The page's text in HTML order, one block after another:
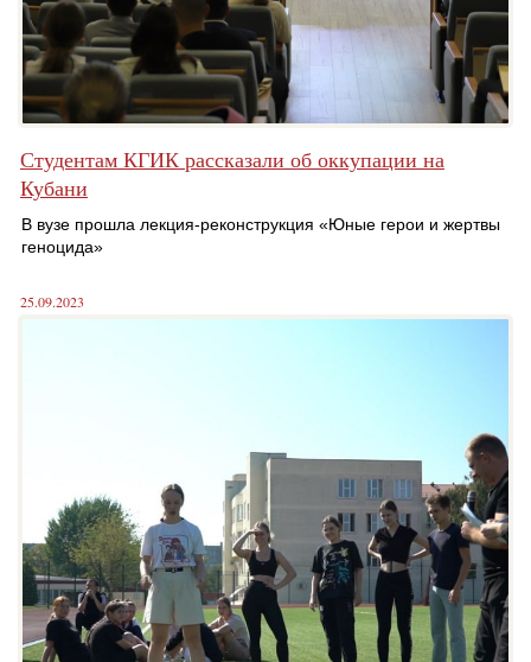
Студентам КГИК рассказали об оккупации на
Кубани
В вузе прошла лекция-реконструкция «Юные герои и жертвы
геноцида»
25.09.2023